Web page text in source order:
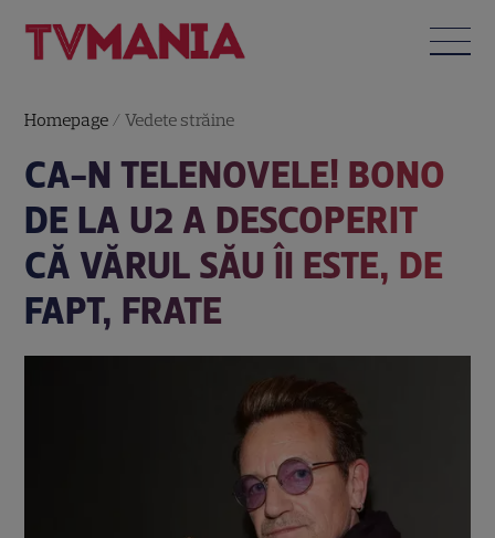
Homepage /Vedete străine
CA-N TELENOVELE! BONO
DE LA U2 A DESCOPERIT
CĂ VĂRUL SĂU ÎI ESTE, DE
FAPT, FRATE